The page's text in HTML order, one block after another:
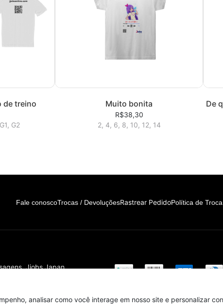
de treino
G2
Muito bonita
R$38,30
2, 4, 6, 8, 10, 12, 14
De
analisar como você interage em nosso site e personalizar
Fale conoscoTrocas / DevoluçõesRastrear PedidoPolítica de
Jjobs Japan